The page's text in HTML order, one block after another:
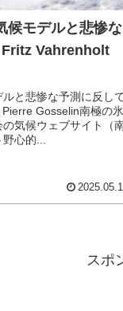
候モデルと悲惨な
Vahrenholt
と悲惨な予測に反し
Gosselin南極の氷
気候ウェブサイト（
心的...
スポ